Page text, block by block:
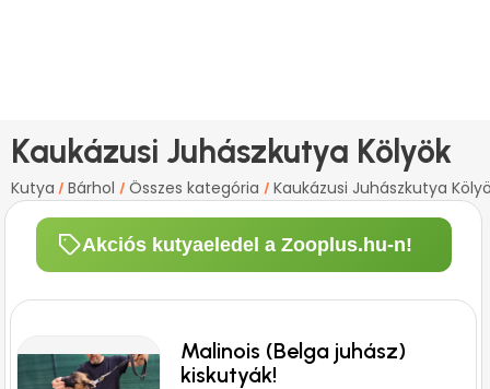
Kaukázusi Juhászkutya Kölyök
Kutya / Bárhol / Összes kategória / Kaukázusi Juhászkutya
Akciós kutyaeledel a Zooplus.hu-n!
Malinois (Belga juhász)
kiskutyák!